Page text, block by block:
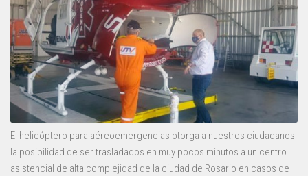
El helicóptero para aéreoemergencias otorga a nuestros ciudadanos
la posibilidad de ser trasladados en muy pocos minutos a un centro
asistencial de alta complejidad de la ciudad de Rosario en casos de